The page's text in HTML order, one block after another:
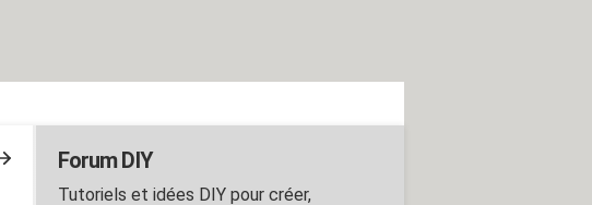
Forum DIY
Tutoriels et idées DIY pour créer,